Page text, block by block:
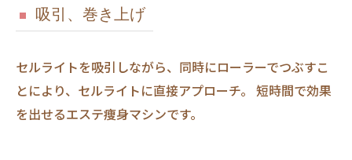
吸引、巻き上げ
セルライトを吸引しながら、同時にローラーでつぶすこ
とにより、セルライトに直接アプローチ。 短時間で効果
を出せるエステ痩身マシンです。